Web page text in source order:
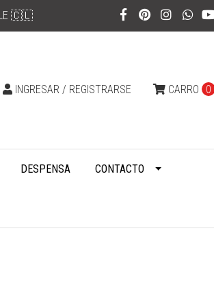
🇨🇱
CARRO 0
INGRESAR / REGISTRARSE
DESPENSA CONTACTO